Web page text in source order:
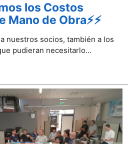
los Costos
de Obra⚡⚡
nuestros socios, también a los
pudieran necesitarlo...